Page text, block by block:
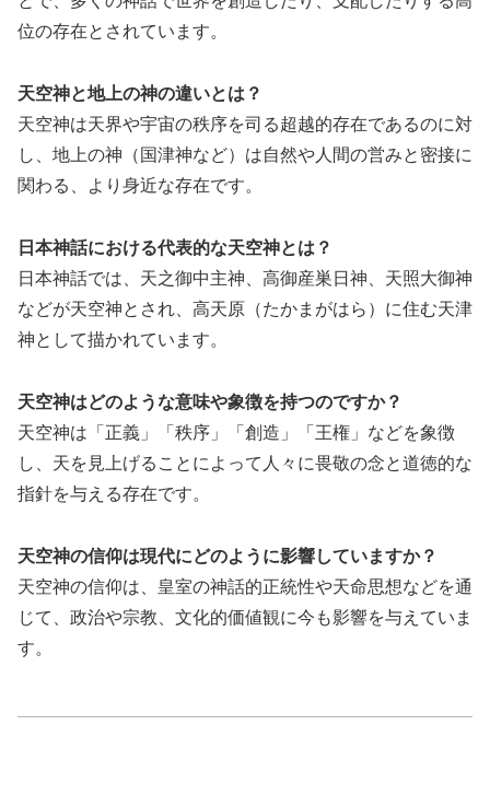
位の存在とされています。
天空神と地上の神の違いとは？
天空神は天界や宇宙の秩序を司る超越的存在であるのに対
し、地上の神（国津神など）は自然や人間の営みと密接に
関わる、より身近な存在です。
日本神話における代表的な天空神とは？
日本神話では、天之御中主神、高御産巣日神、天照大御神
などが天空神とされ、高天原（たかまがはら）に住む天津
神として描かれています。
天空神はどのような意味や象徴を持つのですか？
天空神は「正義」「秩序」「創造」「王権」などを象徴
し、天を見上げることによって人々に畏敬の念と道徳的な
指針を与える存在です。
天空神の信仰は現代にどのように影響していますか？
天空神の信仰は、皇室の神話的正統性や天命思想などを通
じて、政治や宗教、文化的価値観に今も影響を与えていま
す。